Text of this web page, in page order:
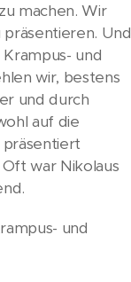
machen. Wir
Und
und
wir, bestens
und durch
auf die
präsentiert
war Nikolaus
und